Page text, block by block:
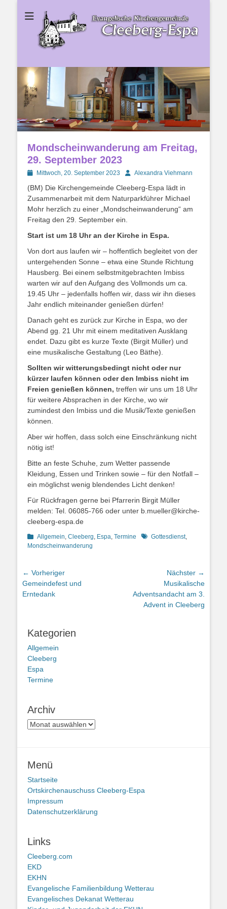
Ev.
Kirchengemeinde
Ev. Kirchengemeinde Cleeberg-Espa
Mondscheinwanderung am Freitag,
29. September 2023
PostedMittwoch, 20. September 2023 AutorAlexandra Viehmann
(BM) Die Kirchengemeinde Cleeberg-Espa lädt in
Zusammenarbeit mit dem Naturparkführer Michael
Mohr herzlich zu einer „Mondscheinwanderung“ am
Freitag den 29. September ein.
Start ist um 18 Uhr an der Kirche in Espa.
Von dort aus laufen wir – hoffentlich begleitet von der
untergehenden Sonne – etwa eine Stunde Richtung
Hausberg. Bei einem selbstmitgebrachten Imbiss
warten wir auf den Aufgang des Vollmonds um ca.
19.45 Uhr – jedenfalls hoffen wir, dass wir ihn dieses
Jahr endlich miteinander genießen dürfen!
Danach geht es zurück zur Kirche in Espa, wo der
Abend gg. 21 Uhr mit einem meditativen Ausklang
endet. Dazu gibt es kurze Texte (Birgit Müller) und
eine musikalische Gestaltung (Leo Bäthe).
Sollten wir witterungsbedingt nicht oder nur
kürzer laufen können oder den Imbiss nicht im
Freien genießen können, treffen wir uns um 18 Uhr
für weitere Absprachen in der Kirche, wo wir
zumindest den Imbiss und die Musik/Texte genießen
können.
Aber wir hoffen, dass solch eine Einschränkung nicht
nötig ist!
Bitte an feste Schuhe, zum Wetter passende
Kleidung, Essen und Trinken sowie – für den Notfall –
ein möglichst wenig blendendes Licht denken!
Für Rückfragen gerne bei Pfarrerin Birgit Müller
melden: Tel. 06085-766 oder unter b.mueller@kirche-
cleeberg-espa.de
Kategorien
Allgemein Cleeberg Espa Termine Schlagworte
Gottesdienst,
Mondscheinwanderung
Beitragsnavigation
← Vorheriger
Vorheriger
Beitrag:
Gemeindefest und
Erntedank
Nächster →
Beitrag:
Musikalische
Adventsandacht am 3.
Advent in Cleeberg
Kategorien
Allgemein
Cleeberg
Espa
Termine
Archiv
Archiv
Menü
Startseite
Ortskirchenauschuss Cleeberg-Espa
Impressum
Datenschutzerklärung
Links
Cleeberg.com
EKD
EKHN
Evangelische Familienbildung Wetterau
Evangelisches Dekanat Wetterau